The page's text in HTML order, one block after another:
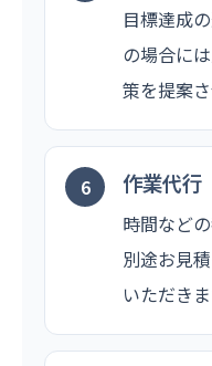
目標達成
の場合に
策を提案
作業代行
時間など
別途お見
いただきま